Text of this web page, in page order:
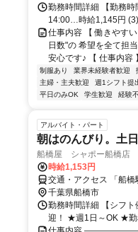
勤務時間詳細 【勤務
14:00…時給1,145円
仕事内容 【 働きやす
日数"の 希望を全て担
安心です♪ 【 仕事内容
制服あり 業界未経験者歓迎
主婦・主夫歓迎
週1シフト提
平日のみOK
学生歓迎 経験
アルバイト・パート
朝はのんびり。土
船橋屋 シャポー船橋店
時給1,153円
交通・アクセス 「船橋
千葉県船橋市
勤務時間詳細 【シフ
迎！ ★週1日～OK ★勤